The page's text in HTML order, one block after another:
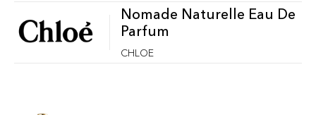
Nomade Naturelle Eau De
Parfum
CHLOE